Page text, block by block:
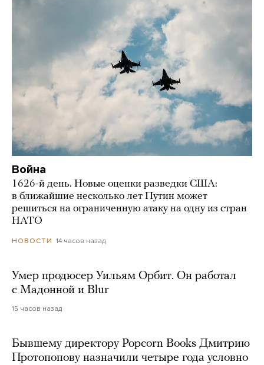
Война
1626-й день. Новые оценки разведки США:
в ближайшие несколько лет Путин может
решиться на ограниченную атаку на одну из стран
НАТО
НОВОСТИ 14 часов назад
Умер продюсер Уильям Орбит. Он работал
с Мадонной и Blur
15 часов назад
Бывшему директору Popcorn Books Дмитрию
Протопопову назначили четыре года условно